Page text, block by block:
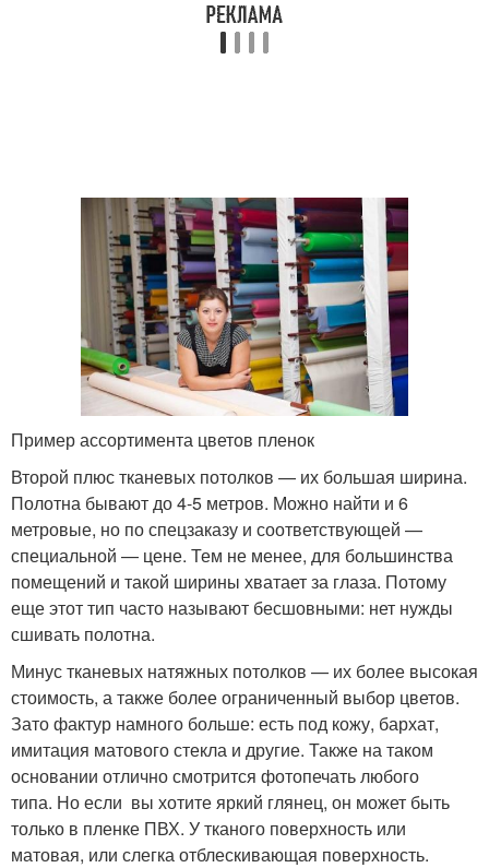
Пример ассортимента цветов пленок
Второй плюс тканевых потолков — их большая ширина.
Полотна бывают до 4-5 метров. Можно найти и 6
метровые, но по спецзаказу и соответствующей —
специальной — цене. Тем не менее, для большинства
помещений и такой ширины хватает за глаза. Потому
еще этот тип часто называют бесшовными: нет нужды
сшивать полотна.
Минус тканевых натяжных потолков — их более высокая
стоимость, а также более ограниченный выбор цветов.
Зато фактур намного больше: есть под кожу, бархат,
имитация матового стекла и другие. Также на таком
основании отлично смотрится фотопечать любого
типа. Но если вы хотите яркий глянец, он может быть
только в пленке ПВХ. У тканого поверхность или
матовая, или слегка отблескивающая поверхность.